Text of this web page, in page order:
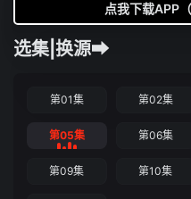
点我下载APP
选集|换源➡
第01集 第02集
第05集 第06集
第09集 第10集